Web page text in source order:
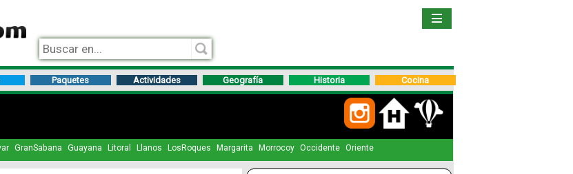
Paquetes Actividades Geografía Historia Cocina
GranSabana Guayana Litoral Llanos LosRoques Margarita Morrocoy Occidente Oriente